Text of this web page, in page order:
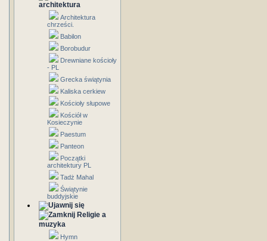
architektura
Architektura
chrześci.
Babilon
Borobudur
Drewniane kościoły
- PL
Grecka świątynia
Kaliska cerkiew
Kościoły słupowe
Kościół w
Kosieczynie
Paestum
Panteon
Początki
architektury PL
Tadż Mahal
Świątynie
buddyjskie
Religie a
muzyka
Hymn